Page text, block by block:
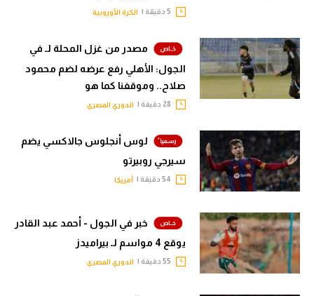
الكرة الأوروبية
مصدر من غزل المحلة لـ في
الجول: الأهلي رفع عرضه لضم محمود
صلاح.. وموقفنا كما هو
الدوري المصري
لوس أنجلوس جالاكسي يضم
سيرجي روبيرتو
أمريكا
خبر في الجول - أحمد عبد القادر
يوقع 4 مواسم لـ بيراميدز
الدوري المصري